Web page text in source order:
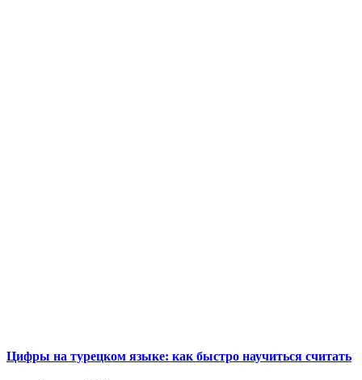
Цифры на турецком языке: как быстро научиться считать